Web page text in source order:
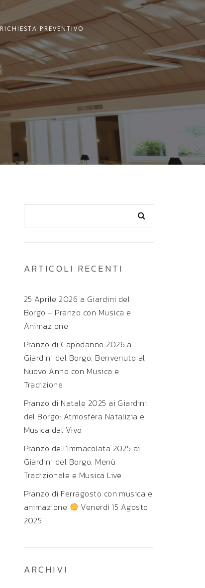
RICHIESTA PREVENTIVO
ARTICOLI RECENTI
25 Aprile 2026 a Giardini del
Borgo – Pranzo con Musica e
Animazione
Pranzo di Capodanno 2026 a
Giardini del Borgo: Benvenuto al
Nuovo Anno con Musica e
Tradizione
Pranzo di Natale 2025 ai Giardini
del Borgo: Atmosfera Natalizia e
Musica dal Vivo
Pranzo dell’Immacolata 2025 ai
Giardini del Borgo: Menù
Tradizionale e Musica Live
Pranzo di Ferragosto con musica e
animazione
Venerdì 15 Agosto
2025
ARCHIVI